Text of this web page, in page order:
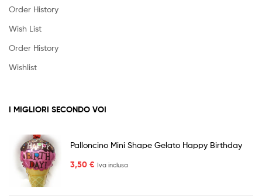
Order History
Wish List
Order History
Wishlist
I MIGLIORI SECONDO VOI
Palloncino Mini Shape Gelato Happy Birthday
3,50 € Iva inclusa